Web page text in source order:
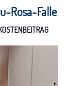
Rosa-Falle